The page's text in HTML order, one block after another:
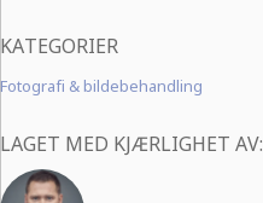
KATEGORIER
Fotografi & bildebehandling
LAGET MED KJÆRLIGHET AV: